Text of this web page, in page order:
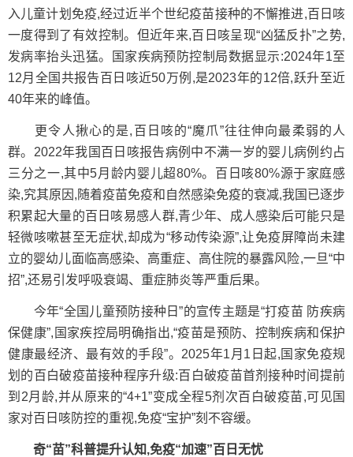
入儿童计划免疫,经过近半个世纪疫苗接种的不懈推进,百日咳
一度得到了有效控制。但近年来,百日咳呈现“凶猛反扑”之势,
发病率抬头迅猛。国家疾病预防控制局数据显示:2024年1至
12月全国共报告百日咳近50万例,是2023年的12倍,跃升至近
40年来的峰值。
更令人揪心的是,百日咳的“魔爪”往往伸向最柔弱的人
群。2022年我国百日咳报告病例中不满一岁的婴儿病例约占
三分之一,其中5月龄内婴儿超80%。百日咳80%源于家庭感
染,究其原因,随着疫苗免疫和自然感染免疫的衰减,我国已逐步
积累起大量的百日咳易感人群,青少年、成人感染后可能只是
轻微咳嗽甚至无症状,却成为“移动传染源”,让免疫屏障尚未建
立的婴幼儿面临高感染、高重症、高住院的暴露风险,一旦“中
招”,还易引发呼吸衰竭、重症肺炎等严重后果。
今年“全国儿童预防接种日”的宣传主题是“打疫苗 防疾病
保健康”,国家疾控局明确指出,“疫苗是预防、控制疾病和保护
健康最经济、最有效的手段”。2025年1月1日起,国家免疫规
划的百白破疫苗接种程序升级:百白破疫苗首剂接种时间提前
到2月龄,并从原来的“4+1”变成全程5剂次百白破疫苗,可见国
家对百日咳防控的重视,免疫“宝护”刻不容缓。
奇“苗”科普提升认知,免疫“加速”百日无忧